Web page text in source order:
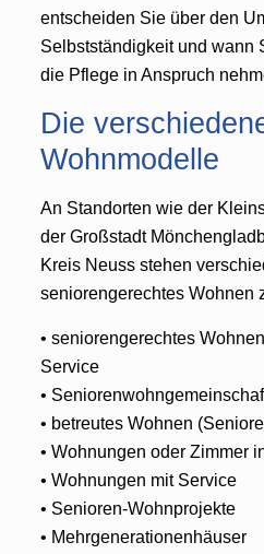
entscheiden Sie über den
Selbstständigkeit und wann
die Pflege in Anspruch
Die
Wohnmodelle
An Standorten wie der
der Großstadt
Kreis Neuss stehen
seniorengerechtes Wohnen
• seniorengerechtes
Service
•
• betreutes Wohnen
• Wohnungen oder Zimmer
• Wohnungen mit Service
• Senioren-Wohnprojekte
• Mehrgenerationenhäuser